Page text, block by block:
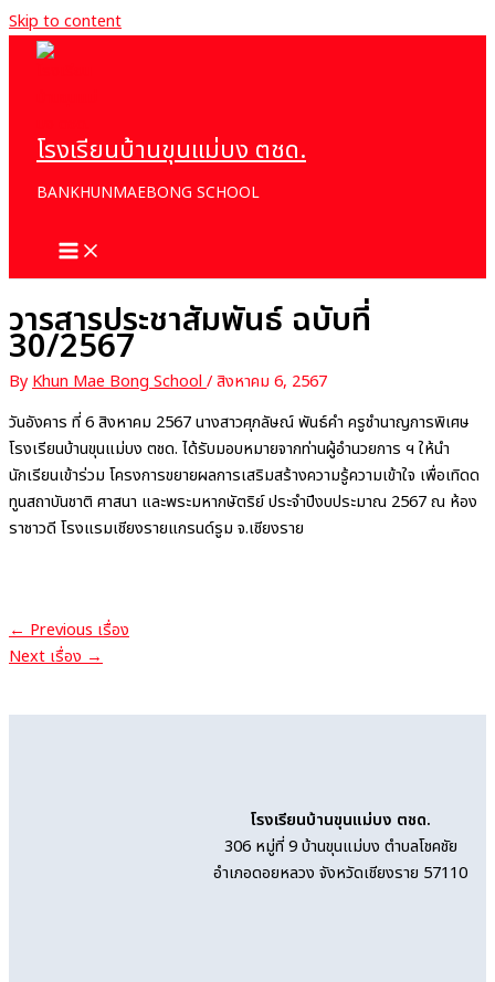
Skip to content
โรงเรียนบ้านขุนแม่บง ตชด.
BANKHUNMAEBONG SCHOOL
วารสารประชาสัมพันธ์ ฉบับที่
30/2567
ByKhun Mae Bong School/สิงหาคม 6, 2567
วันอังคาร ที่ 6 สิงหาคม 2567 นางสาวศุภลัษณ์ พันธ์คำ ครูชำนาญการพิเศษ
โรงเรียนบ้านขุนแม่บง ตชด. ได้รับมอบหมายจากท่านผู้อำนวยการ ฯ ให้นำ
นักเรียนเข้าร่วม โครงการขยายผลการเสริมสร้างความรู้ความเข้าใจ เพื่อเทิดด
ทูนสถาบันชาติ ศาสนา และพระมหากษัตริย์ ประจำปีงบประมาณ 2567 ณ ห้อง
ราชาวดี โรงแรมเชียงรายแกรนด์รูม จ.เชียงราย
←Previous เรื่อง
Next เรื่อง→
โรงเรียนบ้านขุนแม่บง ตชด.
306 หมู่ที่ 9 บ้านขุนแม่บง ตำบลโชคชัย
อำเภอดอยหลวง จังหวัดเชียงราย 57110